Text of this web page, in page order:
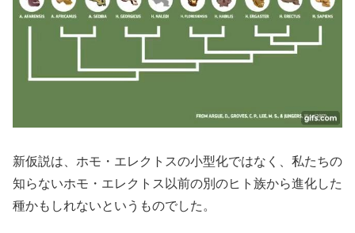
新仮説は、ホモ・エレクトスの小型化ではなく、私たちの
知らないホモ・エレクトス以前の別のヒト族から進化した
種かもしれないというものでした。